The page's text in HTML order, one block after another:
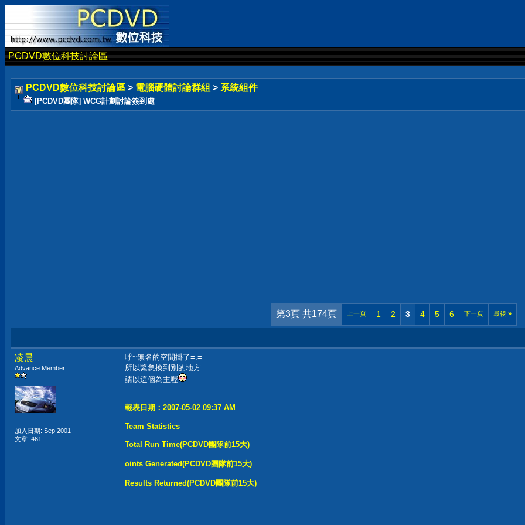
PCDVD數位科技討論區
PCDVD數位科技討論區 > 電腦硬體討論群組 > 系統組件
[PCDVD團隊] WCG計劃討論簽到處
第3頁 共174頁 上一頁 1 2 3 4 5 6 下一頁 最後 »
凌晨
Advance Member
加入日期: Sep 2001
文章: 461
呼~無名的空間掛了=.=
所以緊急換到別的地方
請以這個為主喔
報表日期：2007-05-02 09:37 AM
Team Statistics
Total Run Time(PCDVD團隊前15大)
oints Generated(PCDVD團隊前15大)
Results Returned(PCDVD團隊前15大)